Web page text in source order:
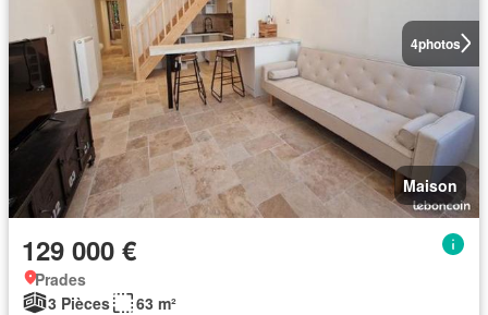
4photos
Maison
129 000 €
Prades
3 Pièces
63 m²